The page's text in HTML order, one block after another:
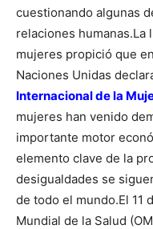
cuestionando algunas
relaciones humanas.La
mujeres propició que
Naciones Unidas
Internacional de la
mujeres han venido
importante motor
elemento clave de la
desigualdades se
de todo el mundo.El 11
Mundial de la Salud